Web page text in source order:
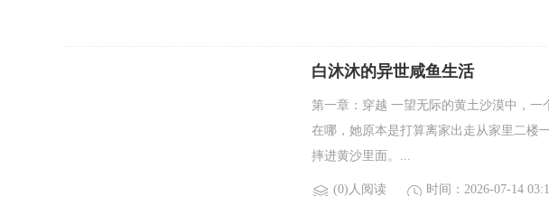
白沐沐的异世咸鱼生活
第一章：穿越 一望无际的黄土沙漠中，
在哪，她原本是打算离家出走从家里二楼
摔进黄沙里面。...
(0)人阅读 时间：2026-07-14